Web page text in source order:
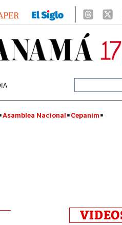
Asamblea Nacional Cepanim